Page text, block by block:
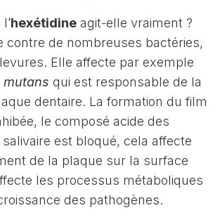
hexétidine agit-elle vraiment ?
contre de nombreuses bactéries,
Elle affecte par exemple
qui est responsable de la
dentaire. La formation du film
le composé acide des
est bloqué, cela affecte
de la plaque sur la surface
les processus métaboliques
des pathogènes.